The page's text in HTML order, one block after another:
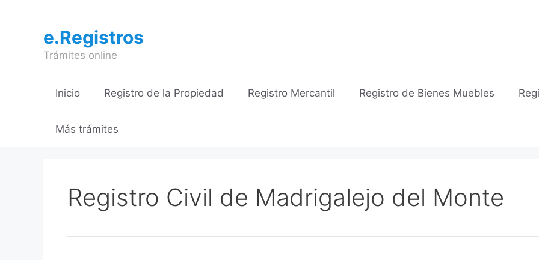
contenidoe.Registros
Trámites online
Inicio Registro de la Propiedad Registro Mercantil Registro de Bienes Muebles
Más trámites
Registro Civil de Madrigalejo del Monte